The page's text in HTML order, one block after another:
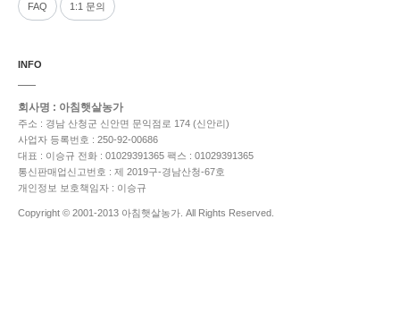
FAQ 1:1 문의
INFO
회사명 : 아침햇살농가
주소 : 경남 산청군 신안면 문익점로 174 (신안리)
사업자 등록번호 : 250-92-00686
대표 : 이승규 전화 : 01029391365 팩스 : 01029391365
통신판매업신고번호 : 제 2019구-경남산청-67호
개인정보 보호책임자 : 이승규
Copyright © 2001-2013 아침햇살농가. All Rights Reserved.